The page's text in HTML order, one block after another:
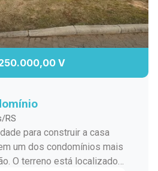
V
RS
para construir a casa
um dos condomínios mais